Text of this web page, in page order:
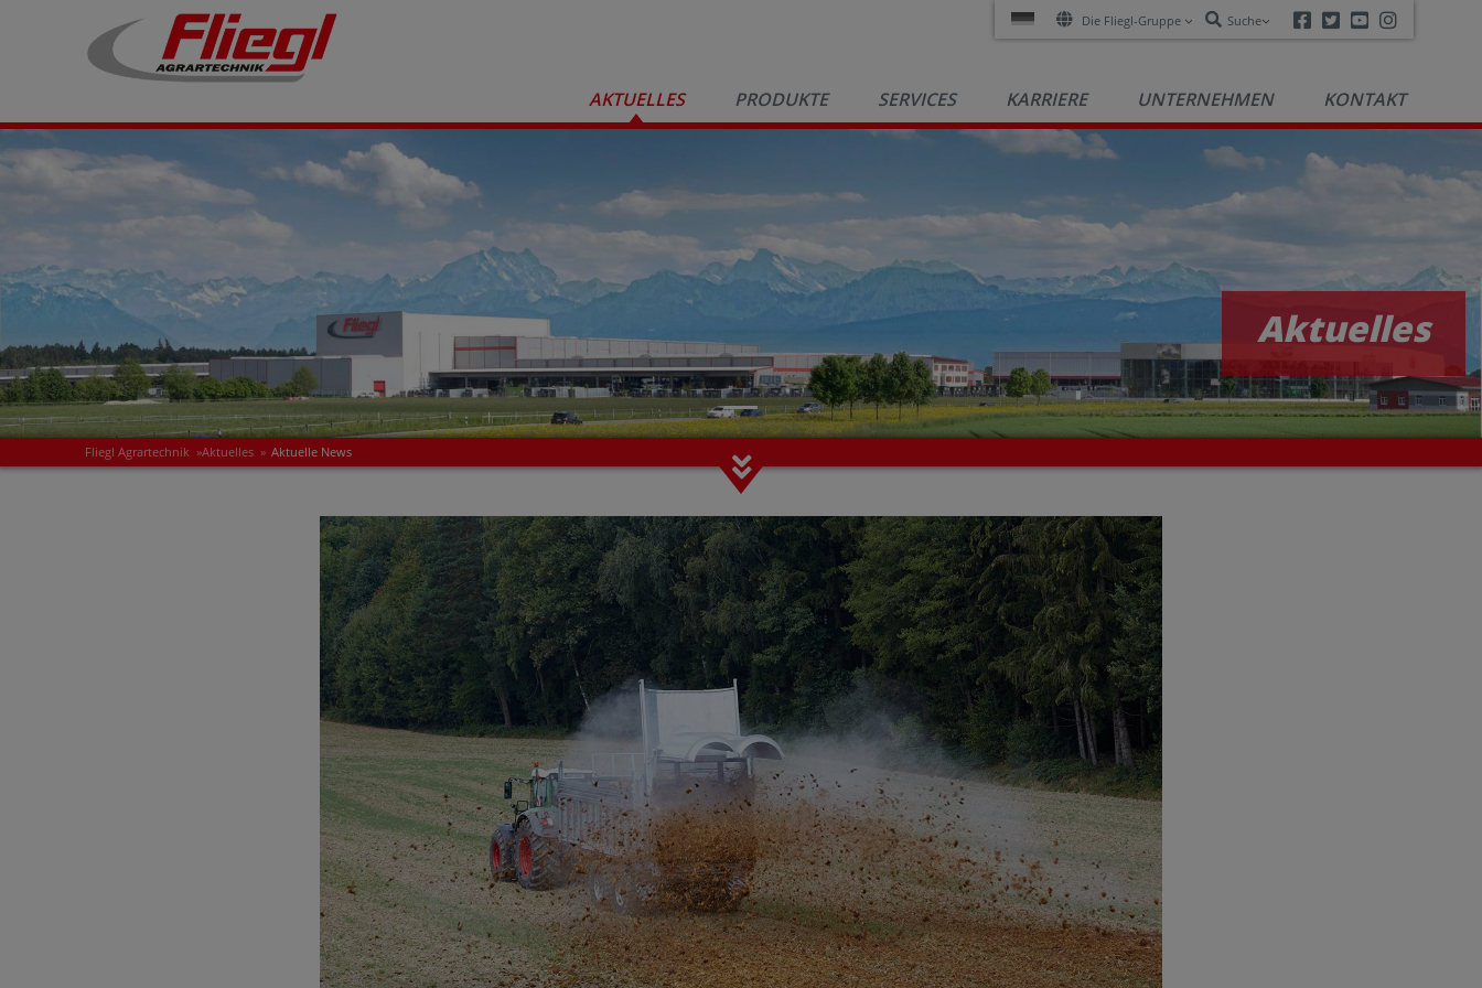
Die Fliegl-Gruppe Suche Facebook
TwitterYoutube
AKTUELLES PRODUKTE SERVICES KARRIERE UNTERNEHMEN KONTAKT
Aktuelles
Fliegl Agrartechnik »Aktuelles » Aktuelle News